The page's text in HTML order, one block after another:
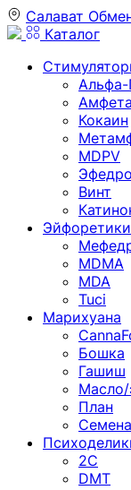
Салават
Каталог
Кокаин
MDPV
Винт
Эйфоретики
MDMA
MDA
Tuci
Марихуана
Бошка
Гашиш
Масло/
План
Семена
2C
DMT